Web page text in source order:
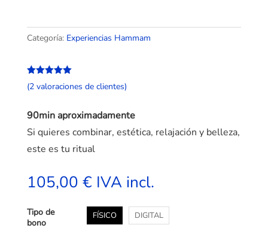
Categoría: Experiencias Hammam
Valorado
con5.00de
valoracione
clientes
(2valoraciones de clientes)
90min aproximadamente
Si quieres combinar, estética, relajación y belleza,
este es tu ritual
105,00 € IVA incl.
Tipo de
bono
FÍSICO DIGITAL